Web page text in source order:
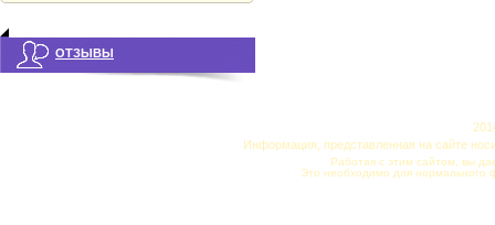
ОТЗЫВЫ
Информация, представленная на сайте
Работая с этим сайтом, вы
Это необходимо для нормального